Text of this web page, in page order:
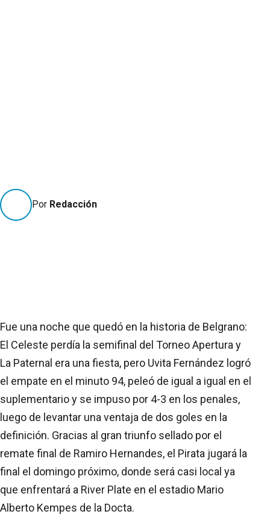
Por Redacción
Fue una noche que quedó en la historia de Belgrano:
El Celeste perdía la semifinal del Torneo Apertura y
La Paternal era una fiesta, pero Uvita Fernández logró
el empate en el minuto 94, peleó de igual a igual en el
suplementario y se impuso por 4-3 en los penales,
luego de levantar una ventaja de dos goles en la
definición. Gracias al gran triunfo sellado por el
remate final de Ramiro Hernandes, el Pirata jugará la
final el domingo próximo, donde será casi local ya
que enfrentará a River Plate en el estadio Mario
Alberto Kempes de la Docta.